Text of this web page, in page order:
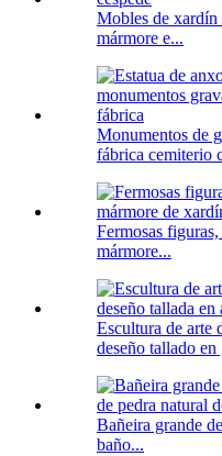
Mobles de xardín
mármore e...
Monumentos de
fábrica cemiterio
Fermosas
mármore...
Escultura de arte
deseño tallado en
Bañeira grande
baño...